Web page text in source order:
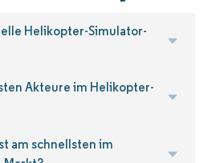
Helikopter-Simulator-
Akteure im Helikopter-
am schnellsten im